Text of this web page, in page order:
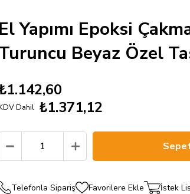
El Yapımı Epoksi
Beyaz Özel
Dahil ₺1.371,12
Telefonla Sipariş Favorilere Ekle İstek